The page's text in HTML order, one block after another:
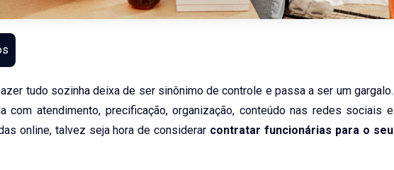
tudo sozinha deixa de ser sinônimo de controle e passa a ser um gargalo.
com atendimento, precificação, organização, conteúdo nas redes sociais e
online, talvez seja hora de considerar contratar funcionárias para o seu